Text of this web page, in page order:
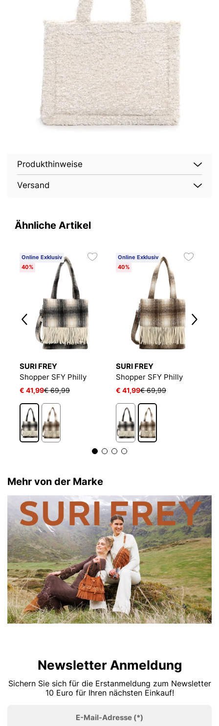
Produkthinweise
Versand
Ähnliche Artikel
Online Exklusiv
40%
SURI FREY
Shopper SFY Philly
€ 41,99€ 69,99
Online Exklusiv
40%
SURI FREY
Shopper SFY Philly
€ 41,99€ 69,99
Mehr von der Marke
Newsletter Anmeldung
Sichern Sie sich für die Erstanmeldung zum Newsletter
10 Euro für Ihren nächsten Einkauf!
E-Mail-Adresse (*)